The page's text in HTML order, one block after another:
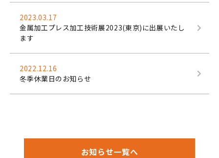
2023.03.17
金属加工プレス加工技術展2023(東京)に出展いたし
ます
2022.12.16
冬季休業日のお知らせ
お知らせ一覧へ